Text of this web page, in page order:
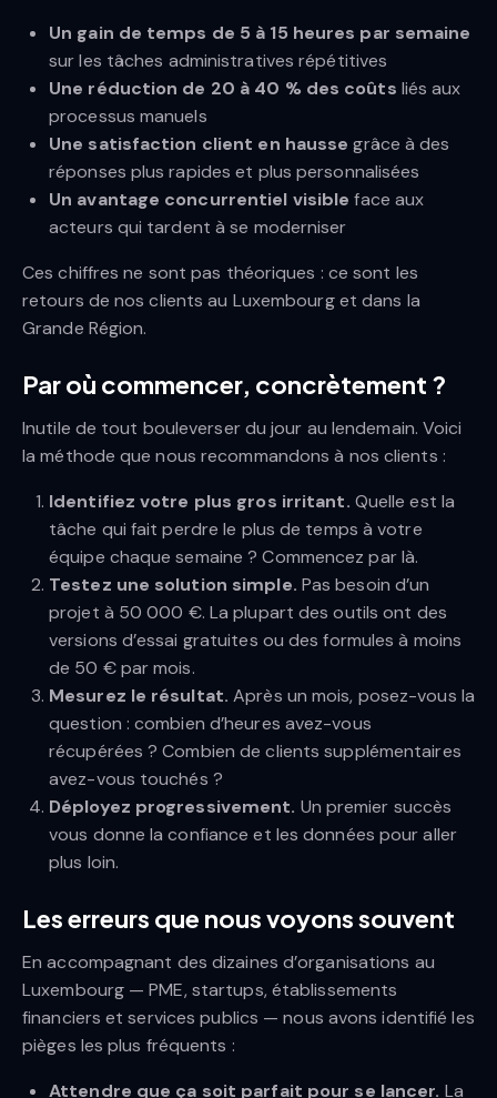
Un gain de temps de 5 à 15 heures par semaine
sur les tâches administratives répétitives
Une réduction de 20 à 40 % des coûts liés aux
processus manuels
Une satisfaction client en hausse grâce à des
réponses plus rapides et plus personnalisées
Un avantage concurrentiel visible face aux
acteurs qui tardent à se moderniser
Ces chiffres ne sont pas théoriques : ce sont les
retours de nos clients au Luxembourg et dans la
Grande Région.
Par où commencer, concrètement ?
Inutile de tout bouleverser du jour au lendemain. Voici
la méthode que nous recommandons à nos clients :
Identifiez votre plus gros irritant. Quelle est la
tâche qui fait perdre le plus de temps à votre
équipe chaque semaine ? Commencez par là.
Testez une solution simple. Pas besoin d’un
projet à 50 000 €. La plupart des outils ont des
versions d’essai gratuites ou des formules à moins
de 50 € par mois.
Mesurez le résultat. Après un mois, posez-vous la
question : combien d’heures avez-vous
récupérées ? Combien de clients supplémentaires
avez-vous touchés ?
Déployez progressivement. Un premier succès
vous donne la confiance et les données pour aller
plus loin.
Les erreurs que nous voyons souvent
En accompagnant des dizaines d’organisations au
Luxembourg — PME, startups, établissements
financiers et services publics — nous avons identifié les
pièges les plus fréquents :
Attendre que ça soit parfait pour se lancer. La